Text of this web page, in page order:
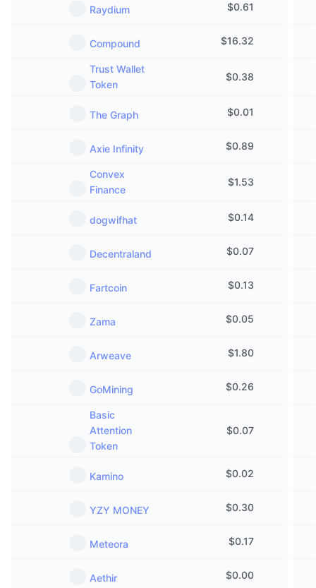
Raydium $0.61
Compound $16.32
Trust Wallet
Token
$0.38
The Graph $0.01
Axie Infinity $0.89
Convex
Finance
$1.53
dogwifhat $0.14
Decentraland $0.07
Fartcoin $0.13
Zama $0.05
Arweave $1.80
GoМining $0.26
Basic
Attention
Token
$0.07
Kamino $0.02
YZY MONEY $0.30
Meteora $0.17
Aethir $0.00